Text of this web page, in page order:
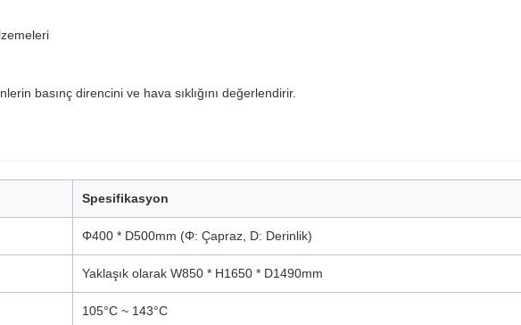
basınç direncini ve hava sıklığını değerlendirir.
Spesifikasyon
Φ400 * D500mm (Φ: Çapraz, D: Derinlik)
Yaklaşık olarak W850 * H1650 * D1490mm
105°C ~ 143°C